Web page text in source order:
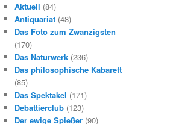
Aktuell (84)
Antiquariat (48)
Das Foto zum Zwanzigsten
(170)
Das Naturwerk (236)
Das philosophische Kabarett
(85)
Das Spektakel (171)
Debattierclub (123)
Der ewige Spießer (90)